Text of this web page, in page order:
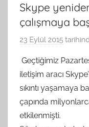
Skype
çalışmaya
23 Eylül 2015
Geçtiğimiz
iletişim aracı
sıkıntı yaşamaya
çapında
etkilenmişti.